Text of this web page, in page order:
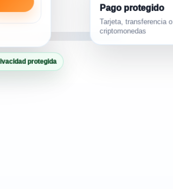
Pago protegido
Tarjeta, transferencia o
criptomonedas
protegida